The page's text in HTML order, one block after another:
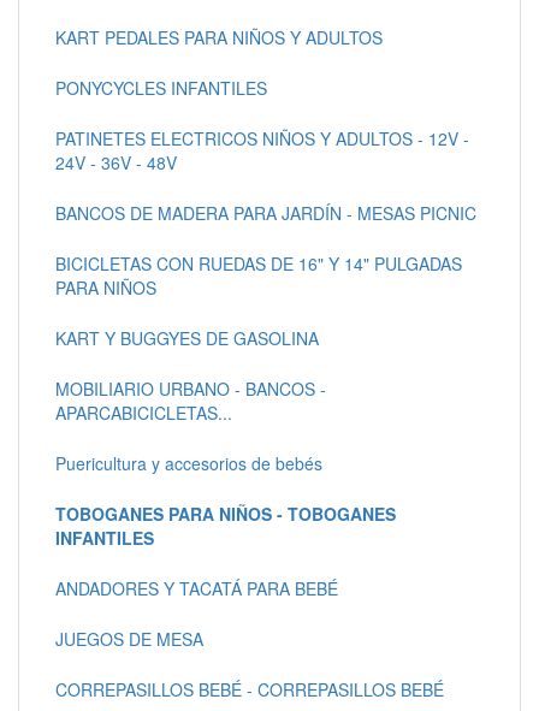
KART PEDALES PARA NIÑOS Y ADULTOS
PONYCYCLES INFANTILES
PATINETES ELECTRICOS NIÑOS Y ADULTOS - 12V -
24V - 36V - 48V
BANCOS DE MADERA PARA JARDÍN - MESAS PICNIC
BICICLETAS CON RUEDAS DE 16" Y 14" PULGADAS
PARA NIÑOS
KART Y BUGGYES DE GASOLINA
MOBILIARIO URBANO - BANCOS -
APARCABICICLETAS...
Puericultura y accesorios de bebés
TOBOGANES PARA NIÑOS - TOBOGANES
INFANTILES
ANDADORES Y TACATÁ PARA BEBÉ
JUEGOS DE MESA
CORREPASILLOS BEBÉ - CORREPASILLOS BEBÉ